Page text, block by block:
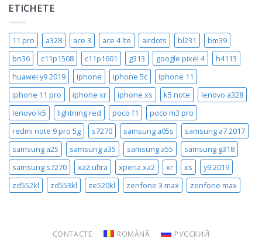
ETICHETE
11 pro a328 ace 3 ace 4 lte airdots bl231
bm39
bn36
c11p1508 c11p1601 g313 google pixel 4
h4113
huawei y9 2019
iphone iphone 5c
iphone 11
iphone 11 pro
iphone xr iphone xs k5 note
lenovo a328
lenovo k5
lightning red poco f1
poco m3 pro
redmi note 9 pro 5g
s7270 samsung a05s
samsung a7 2017
samsung a25
samsung a35 samsung a55
samsung g318
samsung s7270
xa2 ultra xperia xa2 xr xs
y9 2019
zd552kl
zd553kl ze520kl zenfone 3 max zenfone max
CONTACTE ROMÂNĂ РУССКИЙ